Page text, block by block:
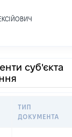
суб'єкта
ТИП
ДОКУМЕНТА